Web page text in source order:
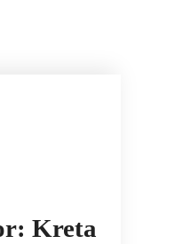
Kreta